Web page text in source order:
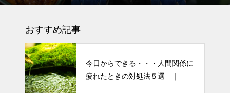
しぃ～ (〃ﾉωﾉ)
ーマです。
おすすめ記事
今日からできる・・・人間関係に
疲れたときの対処法５選 ｜ 心